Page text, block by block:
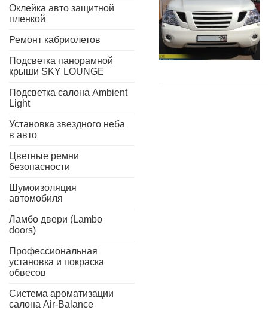
Оклейка авто защитной
пленкой
Ремонт кабриолетов
Подсветка панорамной
крыши SKY LOUNGE
Подсветка салона Ambient
Light
Установка звездного неба
в авто
Цветные ремни
безопасности
Шумоизоляция
автомобиля
Ламбо двери (Lambo
doors)
Профессиональная
установка и покраска
обвесов
Система ароматизации
салона Air-Balance